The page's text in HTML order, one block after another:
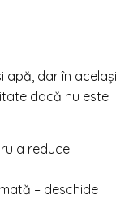
apă, dar în același
dacă nu este
a reduce
– deschide